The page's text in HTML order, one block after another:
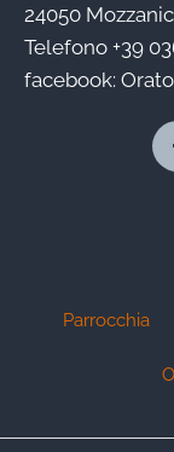
24050
Telefono +39
facebook:
Parrocchia